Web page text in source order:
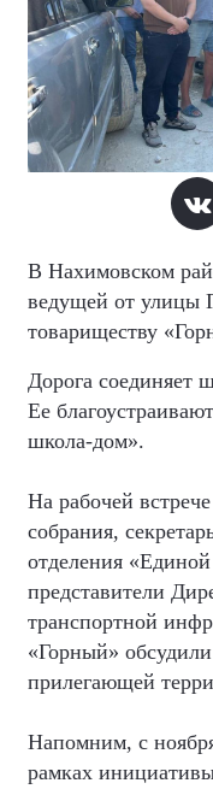
В Нахимовском
ведущей от улицы
товариществу
Дорога соединяет
Ее
школа-дом».
На рабочей
собрания,
отделения
представители
транспортной
«Горный»
прилегающей
Напомним, с
рамках